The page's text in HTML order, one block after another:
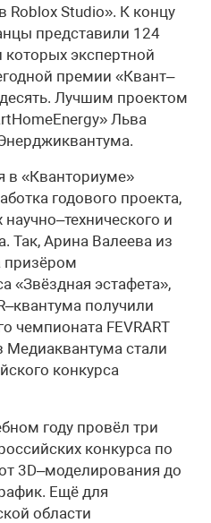
Studio». К концу
представили 124
которых экспертной
премии «Квант–
Лучшим проектом
Льва
в «Кванториуме»
годового проекта,
и
Так, Арина Валеева из
призёром
«Звёздная эстафета»,
получили
чемпионата FEVRART
Медиаквантума стали
конкурса
году провёл три
конкурса по
3D–моделирования до
Ещё для
области